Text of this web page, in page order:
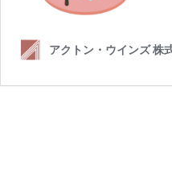
アクトン・ウインズ 株